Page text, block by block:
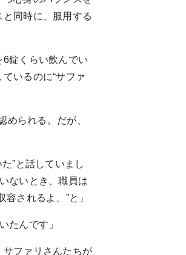
同時に、服用する
6錠くらい飲んでい
いるのに“サファ
られる。だが、
”と話していまし
ないとき、職員は
されるよ、”と」
たんです」
ファリさんたちが